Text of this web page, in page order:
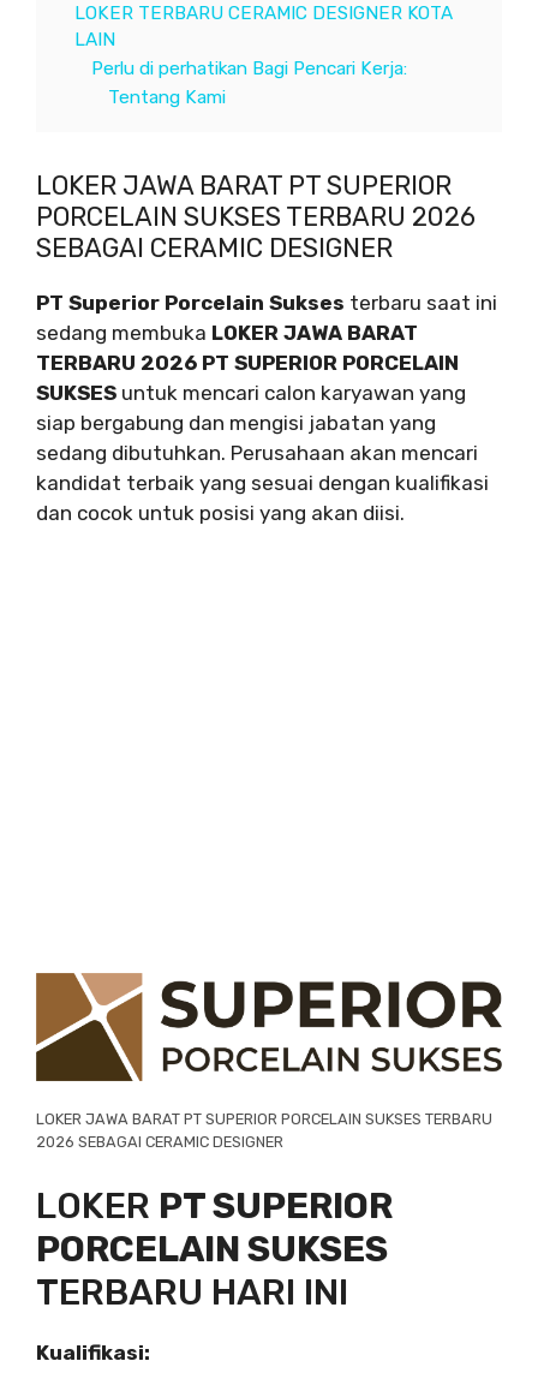
LOKER TERBARU CERAMIC DESIGNER KOTA
LAIN
Perlu di perhatikan Bagi Pencari Kerja:
Tentang Kami
LOKER JAWA BARAT PT SUPERIOR
PORCELAIN SUKSES TERBARU 2026
SEBAGAI CERAMIC DESIGNER
PT Superior Porcelain Sukses terbaru saat ini
sedang membuka LOKER JAWA BARAT
TERBARU 2026 PT SUPERIOR PORCELAIN
SUKSES untuk mencari calon karyawan yang
siap bergabung dan mengisi jabatan yang
sedang dibutuhkan. Perusahaan akan mencari
kandidat terbaik yang sesuai dengan kualifikasi
dan cocok untuk posisi yang akan diisi.
LOKER JAWA BARAT PT SUPERIOR PORCELAIN SUKSES TERBARU
2026 SEBAGAI CERAMIC DESIGNER
LOKER PT SUPERIOR
PORCELAIN SUKSES
TERBARU HARI INI
Kualifikasi: